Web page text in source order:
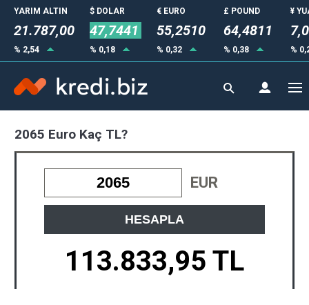
YARIM ALTIN
21.787,00
% 2,54
$ DOLAR
47,7441
% 0,18
€ EURO
55,2510
% 0,32
£ POUND
64,4811
% 0,38
¥
%
2065 Euro Kaç TL?
EUR
HESAPLA
113.833,95 TL